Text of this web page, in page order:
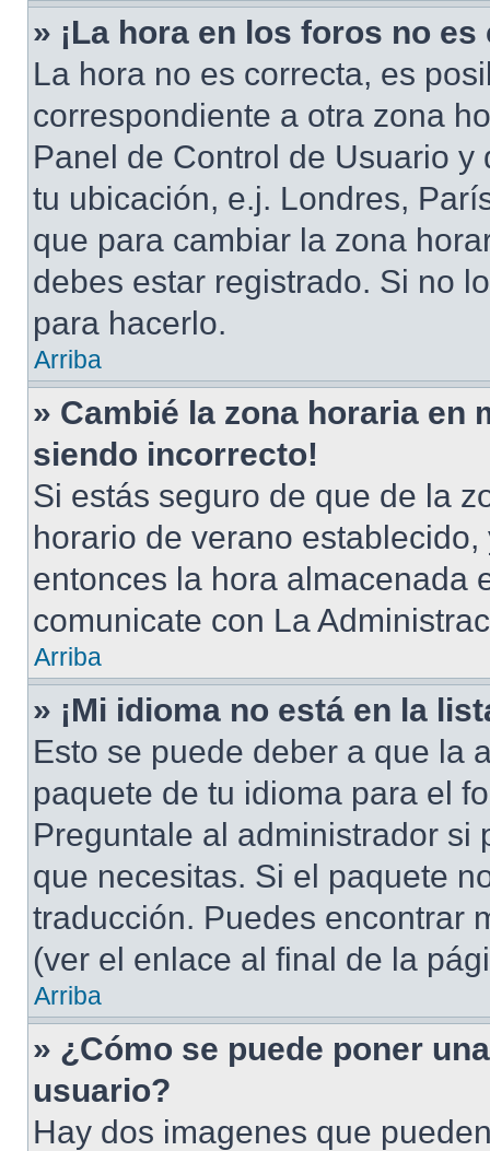
» ¡La hora en los foros no
La hora no es correcta, es
correspondiente a otra zona
Panel de Control de Usuario
tu ubicación, e.j. Londres,
que para cambiar la zona
debes estar registrado. Si no
para hacerlo.
Arriba
» Cambié la zona horaria en
siendo incorrecto!
Si estás seguro de que de la
horario de verano
entonces la hora almacenada
comunicate con La
Arriba
» ¡Mi idioma no está en la
Esto se puede deber a que la
paquete de tu idioma para el
Preguntale al administrador si
que necesitas. Si el paquete
traducción. Puedes encontrar
(ver el enlace al final de la
Arriba
» ¿Cómo se puede poner
usuario?
Hay dos imagenes que